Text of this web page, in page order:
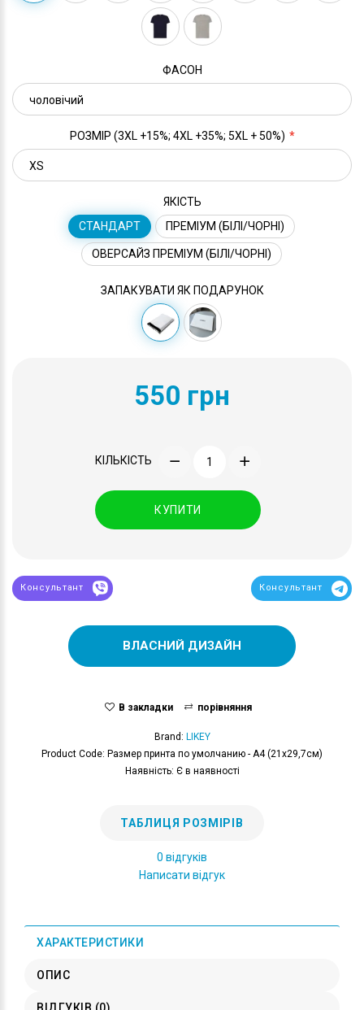
ФАСОН
РОЗМІР (3XL +15%; 4XL +35%; 5XL + 50%)
ЯКІСТЬ
СТАНДАРТ
ПРЕМІУМ (БІЛІ/ЧОРНІ)
ОВЕРСАЙЗ ПРЕМІУМ (БІЛІ/ЧОРНІ)
ЗАПАКУВАТИ ЯК ПОДАРУНОК
550 грн
КІЛЬКІСТЬ
КУПИТИ
Консультант Консультант
ВЛАСНИЙ ДИЗАЙН
В закладки порівняння
Brand: LIKEY
Product Code: Размер принта по умолчанию - А4 (21x29,7см)
Наявність: Є в наявності
ТАБЛИЦЯ РОЗМІРІВ
0 відгуків
Написати відгук
ХАРАКТЕРИСТИКИ
ОПИС
ВІДГУКІВ (0)